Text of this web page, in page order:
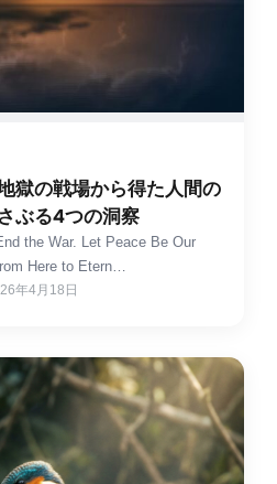
獄の戦場から得た人間の
ぶる4つの洞察
the War. Let Peace Be Our
Here to Etern…
年4月18日